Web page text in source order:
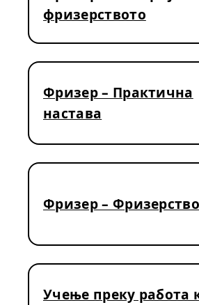
фризерството
Фризер – Практична
настава
Фризер – Фризерство
Учење преку работа